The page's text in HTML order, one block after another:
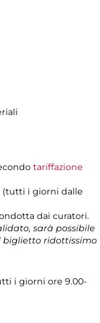
tariffazione
(tutti i giorni dalle
dai curatori.
sarà possibile
biglietto ridottissimo
i giorni ore 9.00-